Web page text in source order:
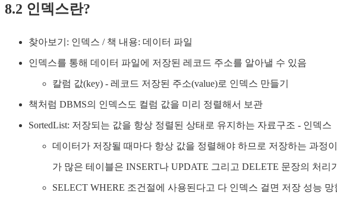
8.2 인덱스란?
찾아보기: 인덱스 / 책 내용: 데이터 파일
인덱스를 통해 데이터 파일에 저장된 레코드 주소를 알아낼 수 있음
칼럼 값(key) - 레코드 저장된 주소(value)로 인덱스 만들기
책처럼 DBMS의 인덱스도 컬럼 값을 미리 정렬해서 보관
SortedList: 저장되는 값을 항상 정렬된 상태로 유지하는 자료구조 - 인덱스
데이터가 저장될 때마다 항상 값을 정렬해야 하므로 저장하는 과정
가 많은 테이블은 INSERT나 UPDATE 그리고 DELETE 문장의 처리
SELECT WHERE 조건절에 사용된다고 다 인덱스 걸면 저장 성능 망